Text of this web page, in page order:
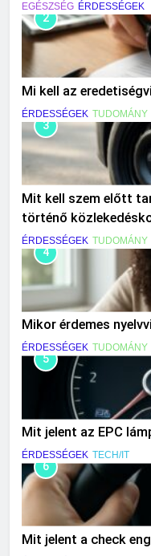
EGÉSZSÉG ÉRDESSÉGEK
2
Mi kell az
ÉRDESSÉGEK TUDOMÁNY
3
Mit kell szem előtt
történő
ÉRDESSÉGEK TUDOMÁNY
4
Mikor érdemes
ÉRDESSÉGEK TUDOMÁNY
5
Mit jelent az EPC
ÉRDESSÉGEK TECH/IT
6
Mit jelent a check